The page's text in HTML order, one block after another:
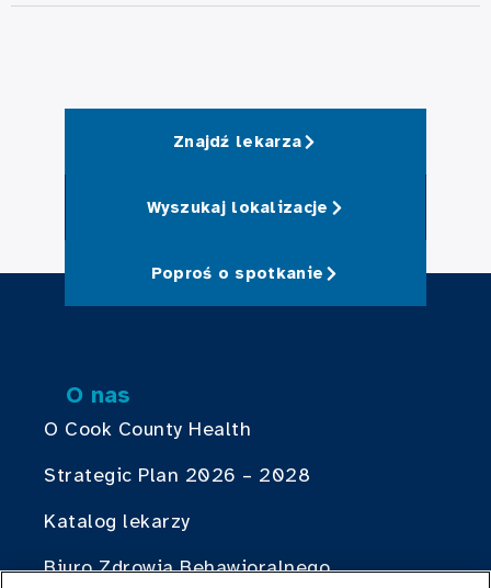
Znajdź lekarza
Wyszukaj lokalizacje
Poproś o spotkanie
O nas
O Cook County Health
Strategic Plan 2026 – 2028
Katalog lekarzy
Biuro Zdrowia Behawioralnego